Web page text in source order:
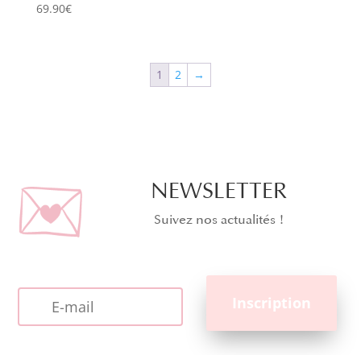
69.90€
1 2 →
NEWSLETTER
Suivez nos actualités !